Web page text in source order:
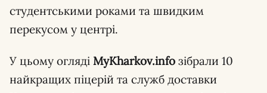
студентськими роками та швидким
перекусом у центрі.
У цьому огляді MyKharkov.info зібрали 10
найкращих піцерій та служб доставки